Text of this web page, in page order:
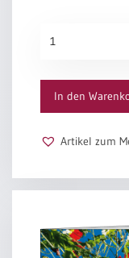
Mensch
Mensch
Menge
In den
Artikel zum